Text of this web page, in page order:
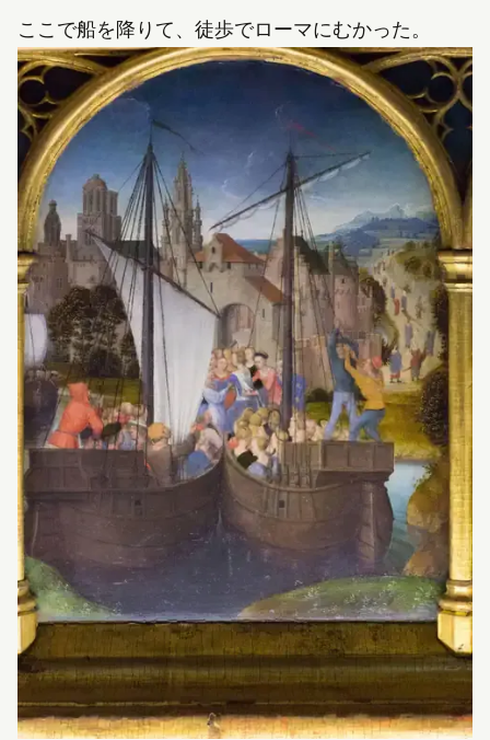
ここで船を降りて、徒歩でローマにむかった。